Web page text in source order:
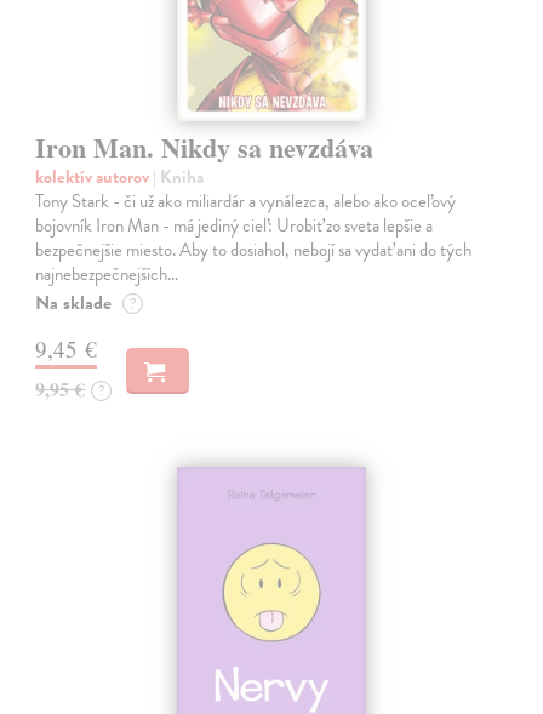
Iron Man. Nikdy sa nevzdáva
kolektív autorov| Kniha
Tony Stark - či už ako miliardár a vynálezca, alebo ako oceľový
bojovník Iron Man - má jediný cieľ: Urobiť zo sveta lepšie a
bezpečnejšie miesto. Aby to dosiahol, nebojí sa vydať ani do tých
najnebezpečnejších…
Na sklade ?
9,45 €
9,95 € ?